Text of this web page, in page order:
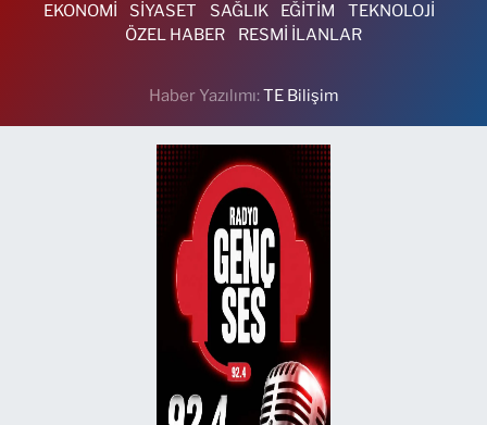
EKONOMİ
SİYASET SAĞLIK EĞİTİM
TEKNOLOJİ
ÖZEL HABER
RESMİ İLANLAR
Haber Yazılımı:TE Bilişim